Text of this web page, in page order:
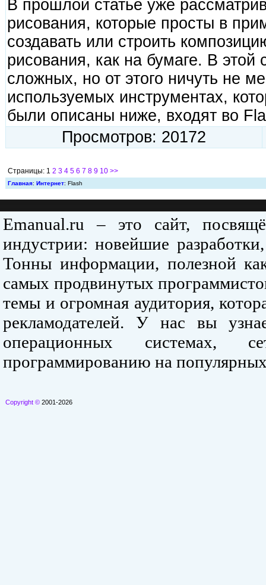
В прошлой статье уже
рисования, которые просты в
создавать или строить
рисования, как на бумаге. В этой
сложных, но от этого ничуть не
используемых инструментах,
были описаны ниже, входят во
Просмотров: 20172
Страницы: 1 2 3 4 5 6 7 8 9 10 >>
Главная: Интернет: Flash
Emanual.ru – это сайт,
индустрии: новейшие
Тонны информации, полезной
самых продвинутых
темы и огромная аудитория,
рекламодателей. У нас вы
операционных системах,
программированию на
Copyright © 2001-2026